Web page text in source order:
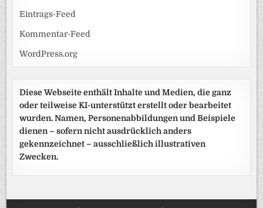
Eintrags-Feed
Kommentar-Feed
WordPress.org
Diese Webseite enthält Inhalte und Medien, die ganz
oder teilweise KI-unterstützt erstellt oder bearbeitet
wurden. Namen, Personenabbildungen und Beispiele
dienen – sofern nicht ausdrücklich anders
gekennzeichnet – ausschließlich illustrativen
Zwecken.